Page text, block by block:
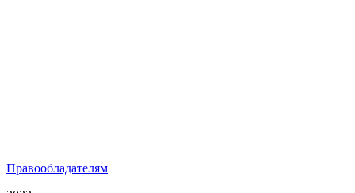
Правообладателям